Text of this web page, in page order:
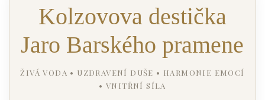
Kolzovova destička
Jaro Barského pramene
ŽIVÁ VODA • UZDRAVENÍ DUŠE • HARMONIE EMOCÍ
• VNITŘNÍ SÍLA